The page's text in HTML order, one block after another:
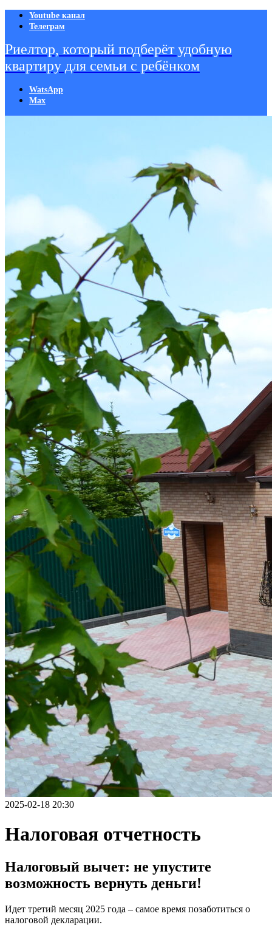
Youtube канал
Телеграм
Риелтор, который подберёт удобную
квартиру для семьи с ребёнком
WatsApp
Мах
2025-02-18 20:30
Налоговая отчетность
Налоговый вычет: не упустите
возможность вернуть деньги!
Идет третий месяц 2025 года – самое время позаботиться о
налоговой декларации.